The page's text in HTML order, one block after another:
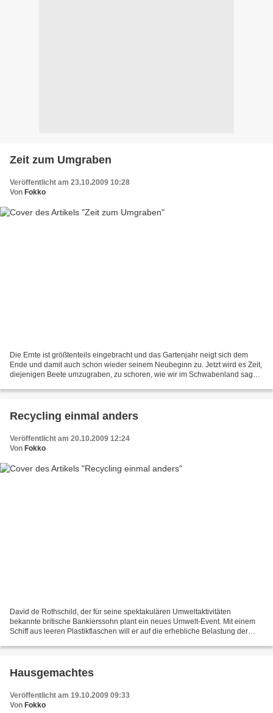
Zeit zum Umgraben
Veröffentlicht am 23.10.2009 10:28
Von Fokko
Die Ernte ist größtenteils eingebracht und das Gartenjahr neigt sich dem
Ende und damit auch schon wieder seinem Neubeginn zu. Jetzt wird es Zeit,
diejenigen Beete umzugraben, zu schoren, wie wir im Schwabenland sagen,
Recycling einmal anders
Veröffentlicht am 20.10.2009 12:24
Von Fokko
David de Rothschild, der für seine spektakulären Umweltaktivitäten
bekannte britische Bankierssohn plant ein neues Umwelt-Event. Mit einem
Schiff aus leeren Plastikflaschen will er auf die erhebliche Belastung der
Hausgemachtes
Veröffentlicht am 19.10.2009 09:33
Von Fokko